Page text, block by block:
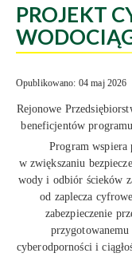
PROJEKT
Opublikowano: 04 maj 2026
Rejonowe
beneficjentów
Program wspiera
w zwiększaniu
wody i odbiór ścieków
od zaplecza
zabezpieczenie
cyberodporności i